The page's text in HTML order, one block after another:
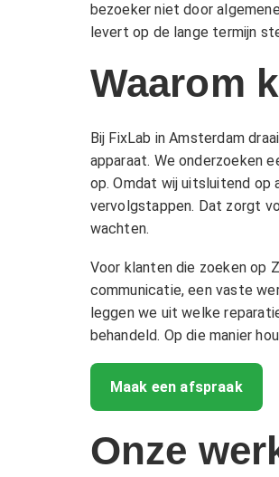
bezoeker niet door
levert op de lange termijn
Waarom
Bij FixLab in Amsterdam
apparaat. We onderzoeken
op. Omdat wij uitsluitend op
vervolgstappen. Dat zorgt
wachten.
Voor klanten die zoeken op
communicatie, een vaste
leggen we uit welke
behandeld. Op die manier
Maak een afspraak
Onze